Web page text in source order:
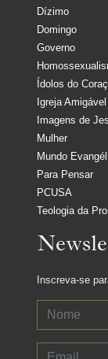
Dízimo
Domingo
Governo
Ídolos do
Igreja Amigável
Imagens de
Mulher
Mundo
Para Pensar
PCUSA
Teologia da
Inscreva-se